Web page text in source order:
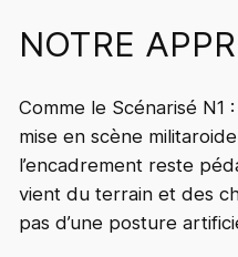
NOTRE
Comme le Scénarisé N1
mise en scène
l’encadrement reste
vient du terrain et des
pas d’une posture